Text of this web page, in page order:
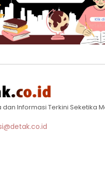
dan Informasi Terkini Seketika